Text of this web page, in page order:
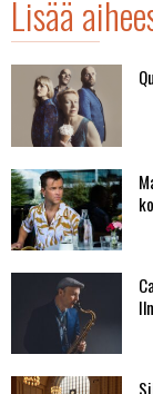
Lisää